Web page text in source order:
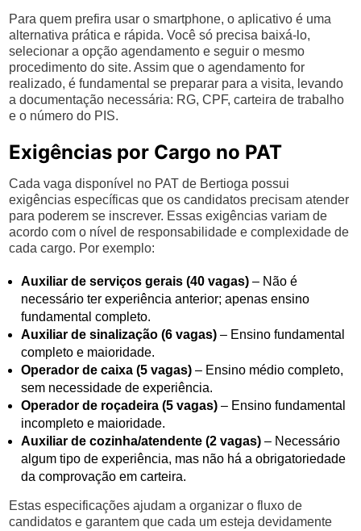
Para quem prefira usar o smartphone, o aplicativo é uma
alternativa prática e rápida. Você só precisa baixá-lo,
selecionar a opção agendamento e seguir o mesmo
procedimento do site. Assim que o agendamento for
realizado, é fundamental se preparar para a visita, levando
a documentação necessária: RG, CPF, carteira de trabalho
e o número do PIS.
Exigências por Cargo no PAT
Cada vaga disponível no PAT de Bertioga possui
exigências específicas que os candidatos precisam atender
para poderem se inscrever. Essas exigências variam de
acordo com o nível de responsabilidade e complexidade de
cada cargo. Por exemplo:
Auxiliar de serviços gerais (40 vagas) – Não é
necessário ter experiência anterior; apenas ensino
fundamental completo.
Auxiliar de sinalização (6 vagas) – Ensino fundamental
completo e maioridade.
Operador de caixa (5 vagas) – Ensino médio completo,
sem necessidade de experiência.
Operador de roçadeira (5 vagas) – Ensino fundamental
incompleto e maioridade.
Auxiliar de cozinha/atendente (2 vagas) – Necessário
algum tipo de experiência, mas não há a obrigatoriedade
da comprovação em carteira.
Estas especificações ajudam a organizar o fluxo de
candidatos e garantem que cada um esteja devidamente